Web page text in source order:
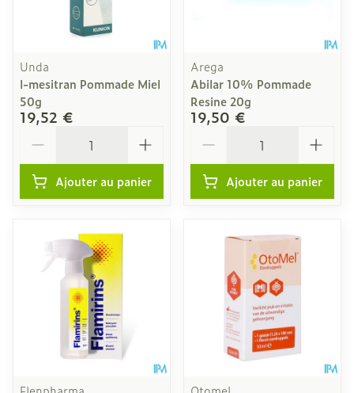
Unda
l-mesitran Pommade Miel
50g
19,52 €
Ajouter au panier
Arega
Abilar 10% Pommade
Resine 20g
19,50 €
Ajouter au panier